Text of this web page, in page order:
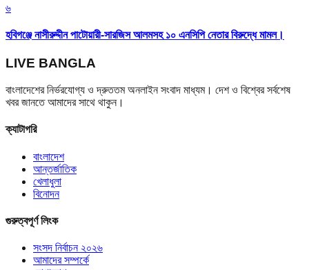
৬
হবিগঞ্জে নাসীরুদ্দীন পাটোয়ারী-সারজিস আলমসহ ১০ এনসিপি নেতার বিরুদ্ধে মামল।
LIVE BANGLA
বাংলাদেশের নির্ভরযোগ্য ও দ্রুততম অনলাইন সংবাদ মাধ্যম। দেশ ও বিশ্বের সর্বশেষ
খবর জানতে আমাদের সাথে থাকুন।
ক্যাটাগরি
বাংলাদেশ
আন্তর্জাতিক
খেলাধুলা
বিনোদন
গুরুত্বপূর্ণ লিংক
সংসদ নির্বাচন ২০২৬
আমাদের সম্পর্কে